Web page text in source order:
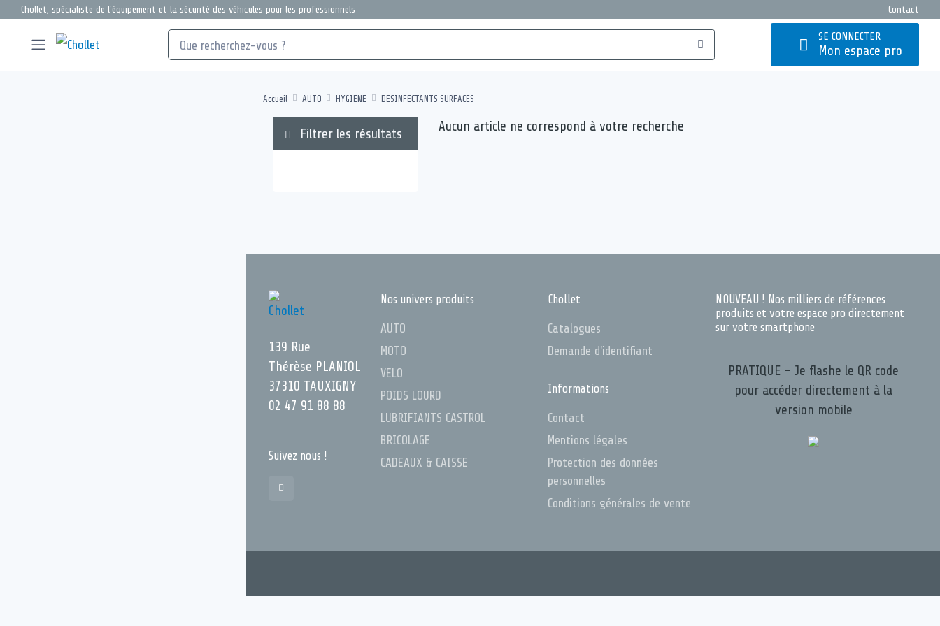
Chollet, spécialiste de l'équipement et la sécurité des véhicules pour les professionnels Contact
SE CONNECTER
Mon espace pro
Accueil AUTO HYGIENE DESINFECTANTS SURFACES
Filtrer les résultats Aucun article ne correspond à votre recherche
139 Rue
Thérèse PLANIOL
37310 TAUXIGNY
02 47 91 88 88
Suivez nous !
Nos univers produits
AUTO
MOTO
VELO
POIDS LOURD
LUBRIFIANTS CASTROL
BRICOLAGE
CADEAUX & CAISSE
Chollet
Catalogues
Demande d'identifiant
Informations
Contact
Mentions légales
Protection des données
personnelles
Conditions générales de vente
NOUVEAU ! Nos milliers de références
produits et votre espace pro directement
sur votre smartphone
PRATIQUE - Je flashe le QR code
pour accéder directement à la
version mobile